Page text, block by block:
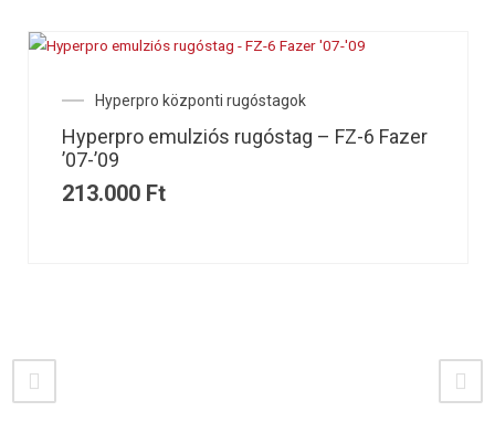
Hyperpro központi rugóstagok
Hyperpro emulziós rugóstag – FZ-6 Fazer
’07-’09
213.000 Ft